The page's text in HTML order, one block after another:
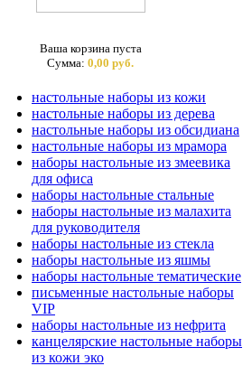
Ваша корзина пуста
Сумма: 0,00 руб.
настольные наборы из кожи
настольные наборы из дерева
настольные наборы из обсидиана
настольные наборы из мрамора
наборы настольные из змеевика
для офиса
наборы настольные стальные
наборы настольные из малахита
для руководителя
наборы настольные из стекла
наборы настольные из яшмы
наборы настольные тематические
письменные настольные наборы
VIP
наборы настольные из нефрита
канцелярские настольные наборы
из кожи эко